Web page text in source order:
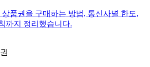
품권을 구매하는 방법, 통신사별 한도,
까지 정리했습니다.